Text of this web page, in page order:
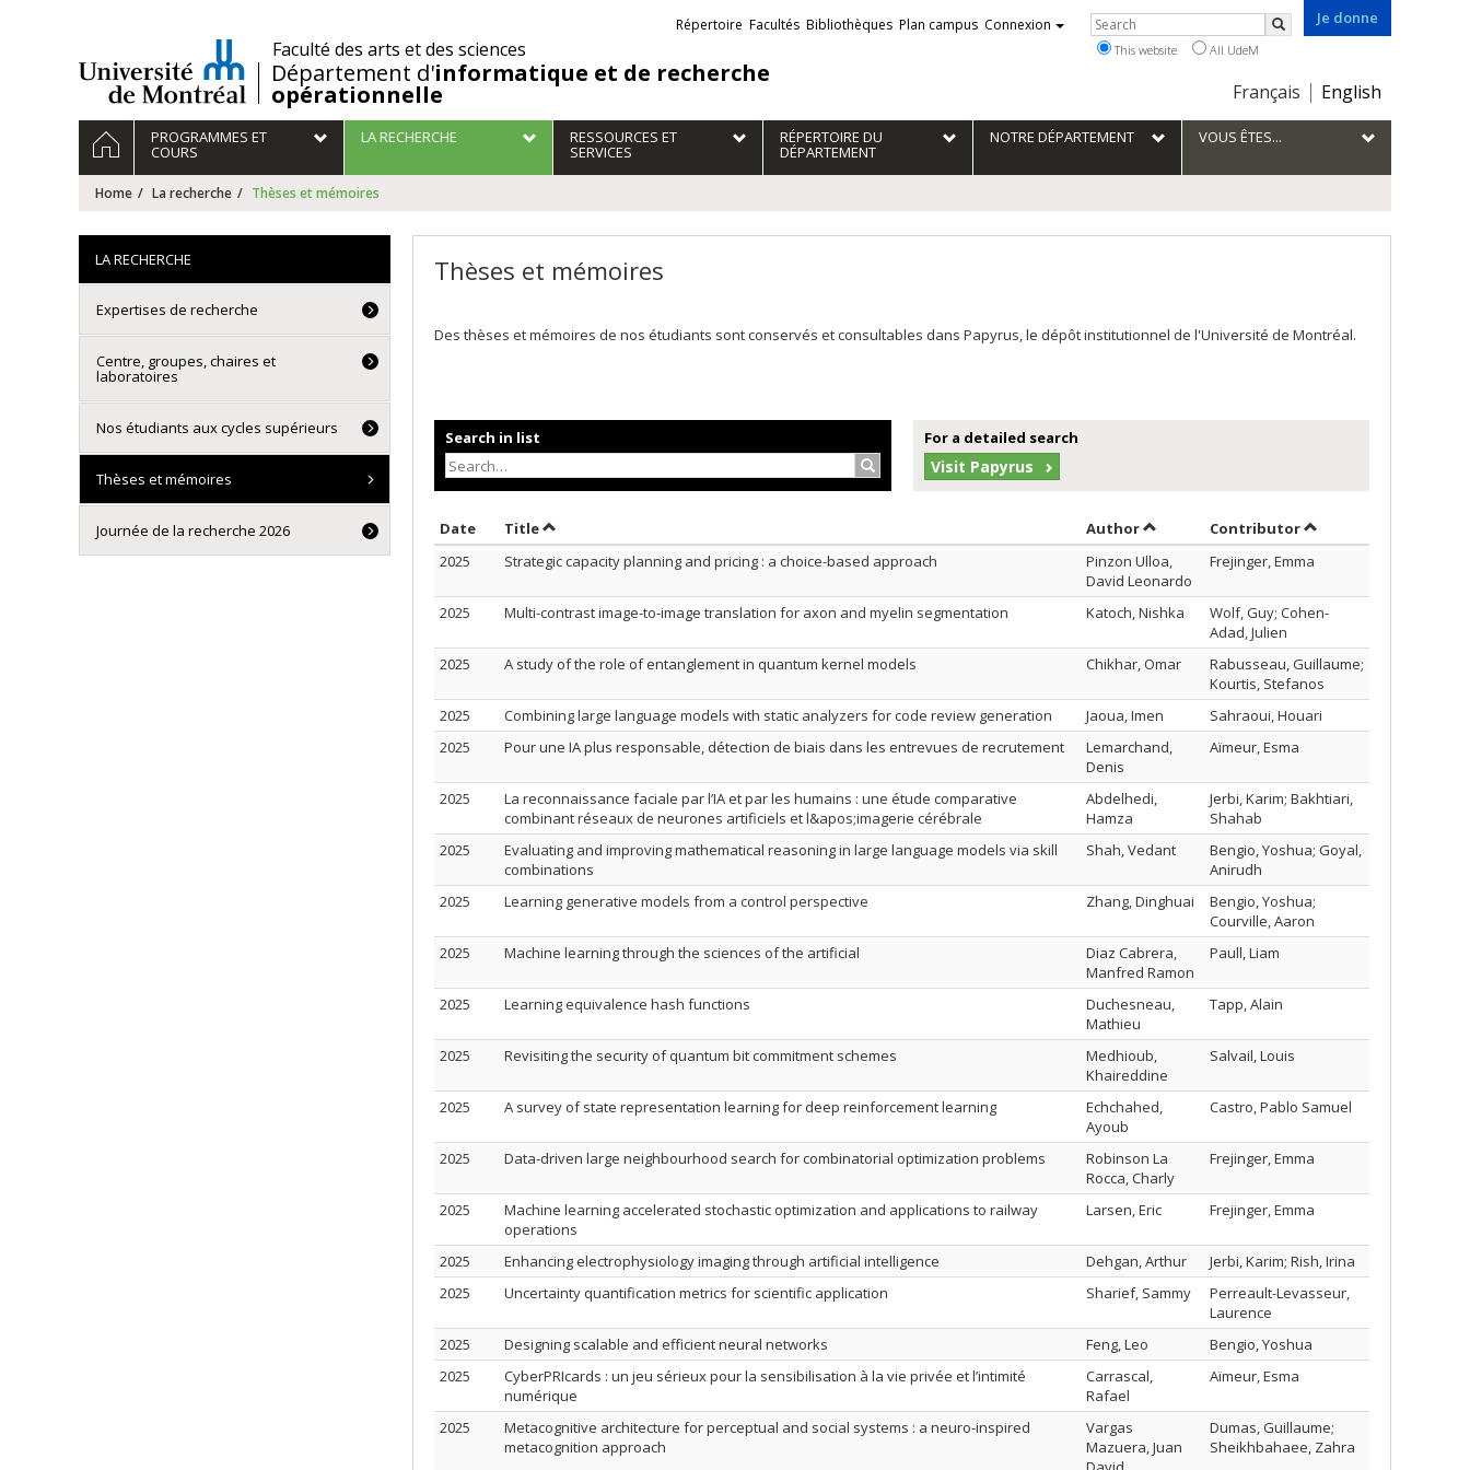
/Faculté des arts et des sciences
Département d'informatique et de recherche
opérationnelle
Je donne
Choix
la
langue
Français English
Liens
externes
Répertoire Facultés Bibliothèques Plan campus Connexion Rechercher
Search
This website All UdeM
Navigation
principale
HOMEPROGRAMMES ET
COURS
LA RECHERCHE RESSOURCES ET
SERVICES
RÉPERTOIRE DU
DÉPARTEMENT
NOTRE DÉPARTEMENT VOUS ÊTES...
Home La recherche Thèses et mémoires
Thèses et mémoires
Des thèses et mémoires de nos étudiants sont conservés et consultables dans Papyrus, le dépôt institutionnel de l'Université de Montréal.
Search in list
Search…
For a detailed search
Visit Papyrus
Date Sort by date in ascending order
TitleSort by title in ascending order AuthorSort by author in ascending order
Contributorby contributor in
2025
Strategic capacity planning and pricing : a choice-based approach
Pinzon Ulloa,
David Leonardo
Frejinger, Emma
2025 Multi-contrast image-to-image translation for axon and myelin segmentation Katoch, Nishka
Wolf, Guy; Cohen-
Adad, Julien
2025
A study of the role of entanglement in quantum kernel models Chikhar, Omar
Rabusseau, Guillaume;
Kourtis, Stefanos
2025
Combining large language models with static analyzers for code review generation Jaoua, Imen
Sahraoui, Houari
2025
Pour une IA plus responsable, détection de biais dans les entrevues de recrutement
Lemarchand,
Denis
Aïmeur, Esma
2025
La reconnaissance faciale par l’IA et par les humains : une étude comparative
combinant réseaux de neurones artificiels et l&apos;imagerie cérébrale
Abdelhedi,
Hamza
Jerbi, Karim; Bakhtiari,
Shahab
2025
Evaluating and improving mathematical reasoning in large language models via skill
combinations
Shah, Vedant
Bengio, Yoshua; Goyal,
Anirudh
2025
Learning generative models from a control perspective Zhang, Dinghuai
Bengio, Yoshua;
Courville, Aaron
2025
Machine learning through the sciences of the artificial
Diaz Cabrera,
Manfred Ramon
Paull, Liam
2025 Learning equivalence hash functions
Duchesneau,
Mathieu
Tapp, Alain
2025 Revisiting the security of quantum bit commitment schemes
Medhioub,
Khaireddine
Salvail, Louis
2025 A survey of state representation learning for deep reinforcement learning
Echchahed,
Ayoub
Castro, Pablo Samuel
2025 Data-driven large neighbourhood search for combinatorial optimization problems
Robinson La
Rocca, Charly
Frejinger, Emma
2025
Machine learning accelerated stochastic optimization and applications to railway
operations
Larsen, Eric Frejinger, Emma
2025 Enhancing electrophysiology imaging through artificial intelligence Dehgan, Arthur
Jerbi, Karim; Rish, Irina
2025
Uncertainty quantification metrics for scientific application Sharief, Sammy
Perreault-Levasseur,
Laurence
2025
Designing scalable and efficient neural networks Feng, Leo
Bengio, Yoshua
2025
CyberPRIcards : un jeu sérieux pour la sensibilisation à la vie privée et l’intimité
numérique
Carrascal,
Rafael
Aïmeur, Esma
2025
Metacognitive architecture for perceptual and social systems : a neuro-inspired
metacognition approach
Vargas
Mazuera, Juan
Dumas, Guillaume;
Sheikhbahaee, Zahra
LA RECHERCHE
Expertises de recherche
Centre, groupes, chaires et
laboratoires
Nos étudiants aux cycles supérieurs
Thèses et mémoires
Journée de la recherche 2026